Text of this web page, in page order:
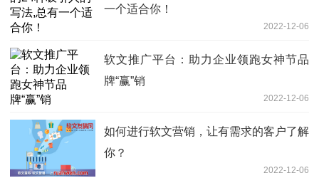
一个适合你！
2022-12-06
软文推广平台：助力企业领跑女神节品
牌“赢”销
2022-12-06
如何进行软文营销，让有需求的客户了解
你？
2022-12-06